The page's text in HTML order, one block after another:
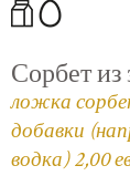
Сорбет из
ложка
добавки
водка) 2,00